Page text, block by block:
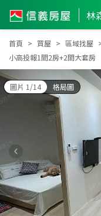
首頁 買屋 區域找屋
小高投報1間2房+2間大套房
圖片 1/14 格局圖